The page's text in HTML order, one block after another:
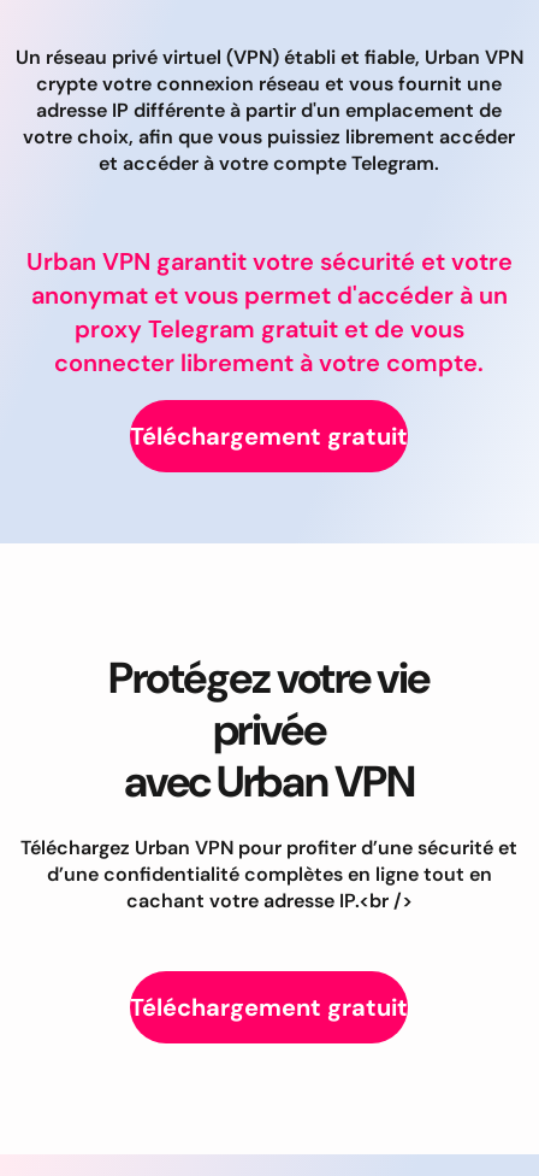
Un réseau privé virtuel (VPN) établi et fiable, Urban VPN
crypte votre connexion réseau et vous fournit une
adresse IP différente à partir d'un emplacement de
votre choix, afin que vous puissiez librement accéder
et accéder à votre compte Telegram.
Urban VPN garantit votre sécurité et votre
anonymat et vous permet d'accéder à un
proxy Telegram gratuit et de vous
connecter librement à votre compte.
Téléchargement gratuit
Protégez votre vie
privée
avec Urban VPN
Téléchargez Urban VPN pour profiter d’une sécurité et
d’une confidentialité complètes en ligne tout en
cachant votre adresse IP.<br />
Téléchargement gratuit